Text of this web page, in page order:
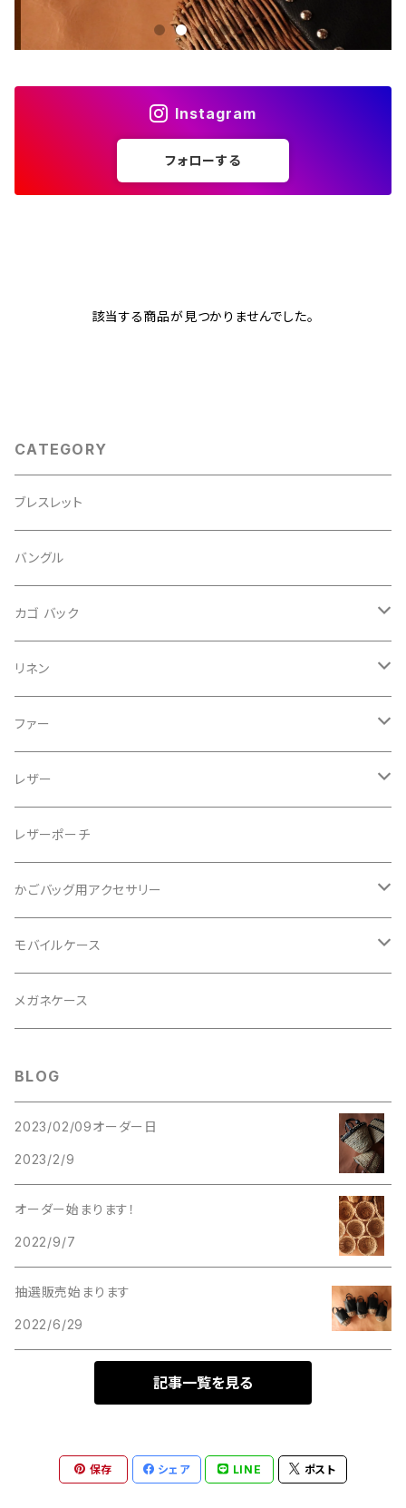
Instagram
フォローする
該当する商品が見つかりませんでした。
CATEGORY
ブレスレット
バングル
カゴ バック
ストロー
アラログ
ショルダー
レザーハンドル
バンクアン
紅藤
アブダ
白籐
籐
リネン
内袋
ハンカチ
ファー
巾着
レザー
巾着
レザー
ファー
ミニウォレット
レザーポーチ
かごバッグ用アクセサリー
クロシェット
タッセル飾り
モバイルケース
レザーショルダーベルト
メガネケース
BLOG
2023/02/09オーダー日
2023/2/9
オーダー始まります！
2022/9/7
抽選販売始まります
2022/6/29
記事一覧を見る
保存 シェア LINE ポスト